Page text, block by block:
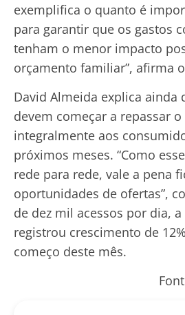
exemplifica o quanto é
para garantir que os gastos
tenham o menor impacto
orçamento familiar”, afirma
David Almeida explica ainda
devem começar a repassar
integralmente aos
próximos meses. “Como
rede para rede, vale a pena
oportunidades de ofertas”,
de dez mil acessos por dia,
registrou crescimento de
começo deste mês.